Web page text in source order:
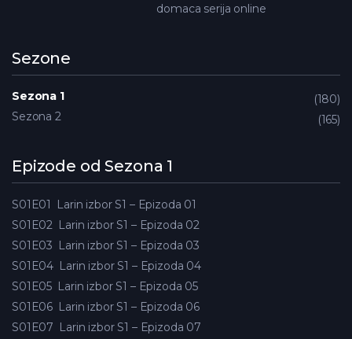
domaca serija online
Sezone
Sezona 1
180
Sezona 2
165
Epizode od Sezona 1
S01E01
Larin izbor S1 – Epizoda 01
S01E02 Larin izbor S1 – Epizoda 02
S01E03 Larin izbor S1 – Epizoda 03
S01E04 Larin izbor S1 – Epizoda 04
S01E05 Larin izbor S1 – Epizoda 05
S01E06 Larin izbor S1 – Epizoda 06
S01E07 Larin izbor S1 – Epizoda 07